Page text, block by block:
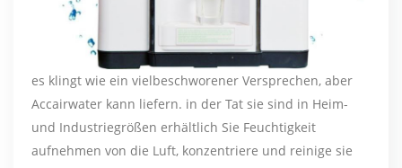
es klingt wie ein vielbeschworener Versprechen, aber
Accairwater kann liefern. in der Tat sie sind in Heim-
und Industriegrößen erhältlich Sie Feuchtigkeit
aufnehmen von die Luft, konzentriere und reinige sie